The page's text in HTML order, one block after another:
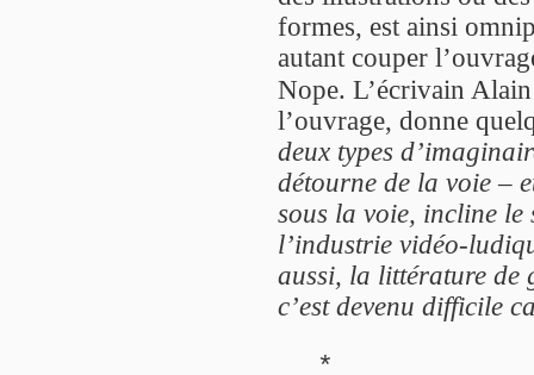
formes, est ainsi
autant couper
Nope. L’écrivain
l’ouvrage, donne
deux types
détourne de la voie –
sous la voie, incline
l’industrie vidéo-
aussi, la littérature de
c’est devenu difficile
*